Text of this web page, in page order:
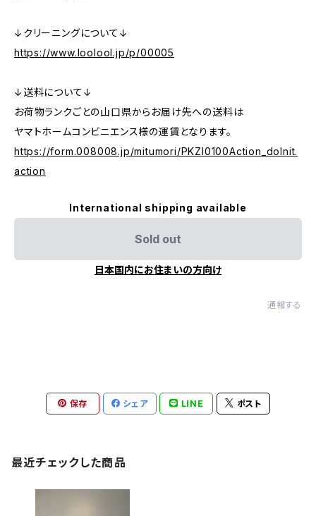
↓クリーニングについて↓
https://www.loolool.jp/p/00005
↓送料について↓
お荷物ランクごとの山口県からお届け先への送料は
ヤマトホームコンビニエンス様の運賃となります。
https://form.008008.jp/mitumori/PKZI0100Action_doInit.
action
International shipping available
Sold out
日本国内にお住まいの方向け
通報する
保存 シェア LINE ポスト
最近チェックした商品